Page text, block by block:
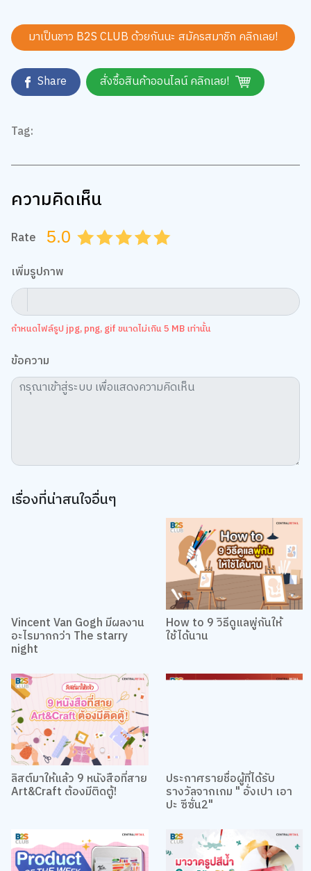
มาเป็นชาว B2S CLUB ด้วยกันนะ สมัครสมาชิกคลิกเลย!
Share สั่งซื้อสินค้าออนไลน์ คลิกเลย!
Tag:
ความคิดเห็น
Rate 5.0 4.5
4.0
3.5
3.0
2.5
2.0
1.5
1.0
0.5
เพิ่มรูปภาพ
กำหนดไฟล์รูป jpg, png, gif ขนาดไม่เกิน 5 MB เท่านั้น
ข้อความ
Vincent Van Gogh มีผลงาน
อะไรมากกว่า The starry
How to 9 วิธีดูแลพู่กันให้
ลิสต์มาให้แล้ว 9 หนังสือที่สาย ประกาศรายชื่อผู้ที่ได้รับ
รางวัลจากเกม " อั่งเปา เอา